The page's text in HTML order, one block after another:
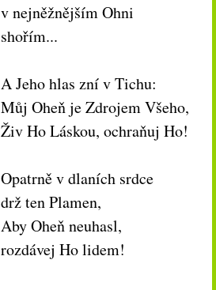
v nejněžnějším Ohni
shořím...
AJeho hlas zní v Tichu:
Můj Oheň je Zdrojem Všeho,
Živ Ho Láskou, ochraňuj Ho!
Opatrně v dlaních srdce
drž ten Plamen,
Aby Oheň neuhasl,
rozdávej Ho lidem!